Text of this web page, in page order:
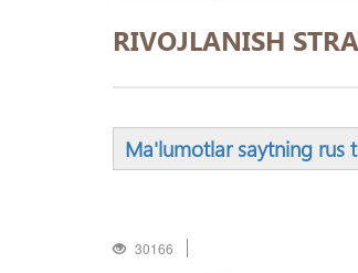
RIVOJLANISH
Ma'lumotlar saytning rus
30166